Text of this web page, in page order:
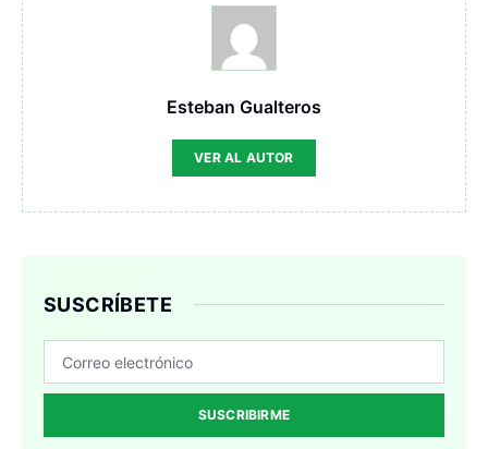
Esteban Gualteros
VER AL AUTOR
SUSCRÍBETE
SUSCRIBIRME